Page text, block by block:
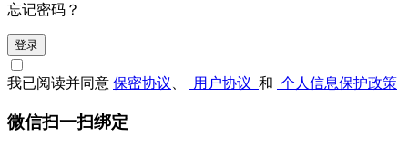
忘记密码？
登录
我已阅读并同意 保密协议 用户协议 和 个人信息保护政策
微信扫一扫绑定